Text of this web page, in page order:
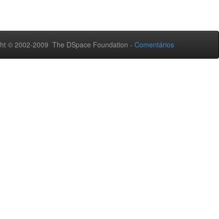
© 2002-2009 The DSpace Foundation - Comentários